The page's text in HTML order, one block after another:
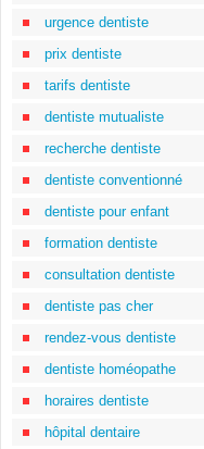
urgence dentiste
prix dentiste
tarifs dentiste
dentiste mutualiste
recherche dentiste
dentiste conventionné
dentiste pour enfant
formation dentiste
consultation dentiste
dentiste pas cher
rendez-vous dentiste
dentiste homéopathe
horaires dentiste
hôpital dentaire